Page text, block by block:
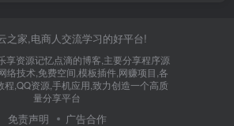
享资源记忆点滴的博客,主要分享程序源
络技术,免费空间,模板插件,网赚项目,各
程,QQ资源,手机应用,致力创造一个高质
量分享平台
免责声明 广告合作